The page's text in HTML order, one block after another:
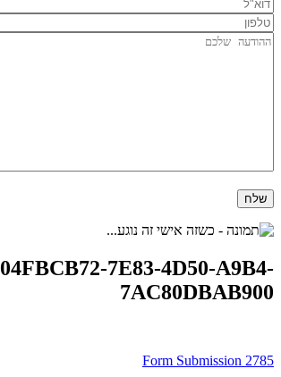
04FBCB72-7E83-4D50-A9B4-
7AC80DBAB900
ניווט
Form Submission 2785